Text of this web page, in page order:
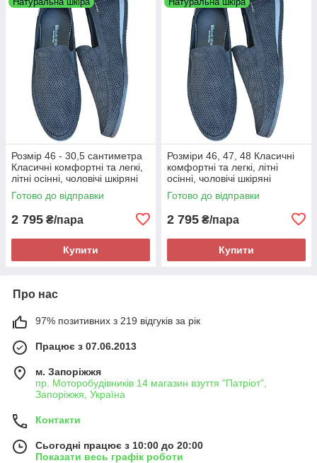
Розмір 46 - 30,5 сантиметра
Класичні комфортні та легкі,
літні осінні, чоловічі шкіряні
мокасини Maxus, чорні, на
підошві з піни
Готово до відправки
2 795 ₴/пара
Купити
Розміри 46, 47, 48 Класичні
комфортні та легкі, літні
осінні, чоловічі шкіряні
мокасини Maxus, чорні, на
підошві з піни
Готово до відправки
2 795 ₴/пара
Купити
Про нас
97% позитивних з 219 відгуків за рік
Працює з 07.06.2013
м. Запоріжжя
пр. Моторобудівників 14 магазин взуття "Патріот",
Запоріжжя, Україна
Контакти
Сьогодні працює з 10:00 до 20:00
Показати весь графік роботи